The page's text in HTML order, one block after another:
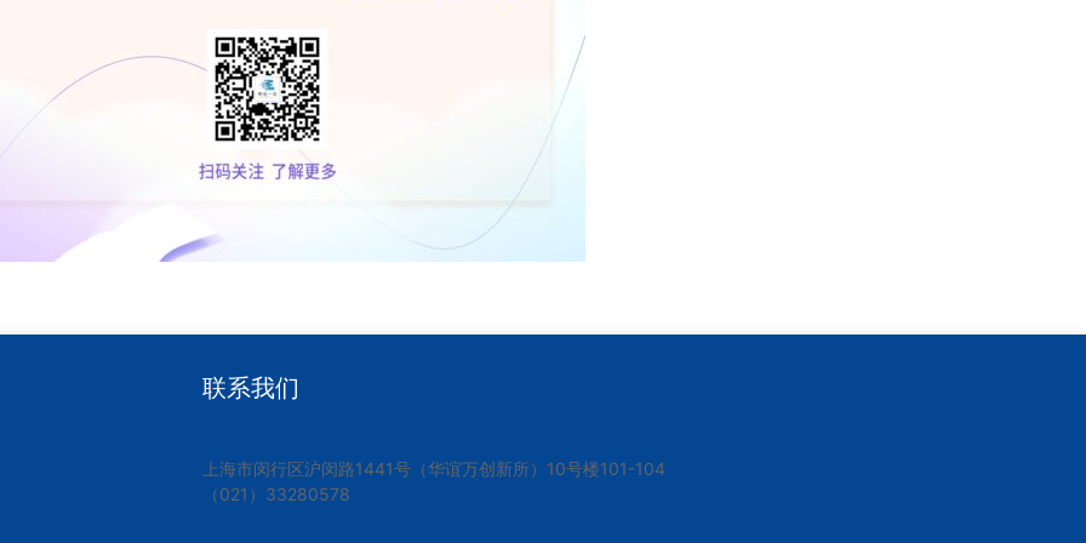
联系我们
上海市闵行区沪闵路1441号（华谊万创新所）10号楼101-104
（021）33280578